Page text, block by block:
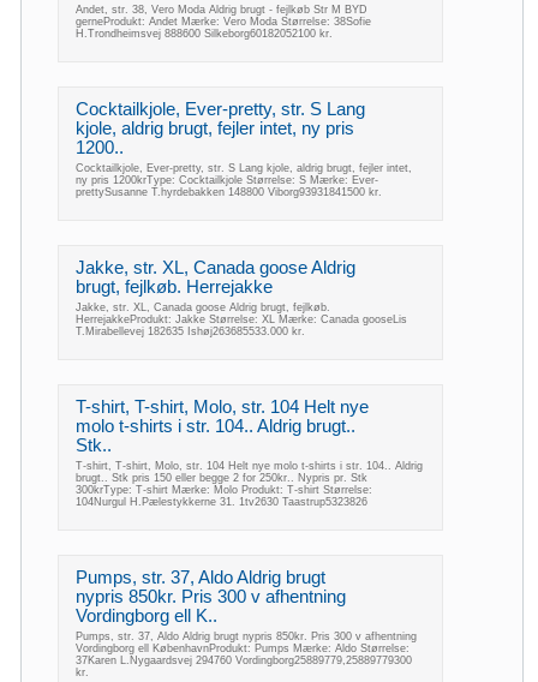
Andet, str. 38, Vero Moda Aldrig brugt - fejlkøb Str M BYD
gerneProdukt: Andet Mærke: Vero Moda Størrelse: 38Sofie
H.Trondheimsvej 888600 Silkeborg60182052100 kr.
Cocktailkjole, Ever-pretty, str. S Lang
kjole, aldrig brugt, fejler intet, ny pris
1200..
Cocktailkjole, Ever-pretty, str. S Lang kjole, aldrig brugt, fejler intet,
ny pris 1200krType: Cocktailkjole Størrelse: S Mærke: Ever-
prettySusanne T.hyrdebakken 148800 Viborg93931841500 kr.
Jakke, str. XL, Canada goose Aldrig
brugt, fejlkøb. Herrejakke
Jakke, str. XL, Canada goose Aldrig brugt, fejlkøb.
HerrejakkeProdukt: Jakke Størrelse: XL Mærke: Canada gooseLis
T.Mirabellevej 182635 Ishøj263685533.000 kr.
T-shirt, T-shirt, Molo, str. 104 Helt nye
molo t-shirts i str. 104.. Aldrig brugt..
Stk..
T-shirt, T-shirt, Molo, str. 104 Helt nye molo t-shirts i str. 104.. Aldrig
brugt.. Stk pris 150 eller begge 2 for 250kr.. Nypris pr. Stk
300krType: T-shirt Mærke: Molo Produkt: T-shirt Størrelse:
104Nurgul H.Pælestykkerne 31. 1tv2630 Taastrup5323826
Pumps, str. 37, Aldo Aldrig brugt
nypris 850kr. Pris 300 v afhentning
Vordingborg ell K..
Pumps, str. 37, Aldo Aldrig brugt nypris 850kr. Pris 300 v afhentning
Vordingborg ell KøbenhavnProdukt: Pumps Mærke: Aldo Størrelse:
37Karen L.Nygaardsvej 294760 Vordingborg25889779,25889779300
kr.